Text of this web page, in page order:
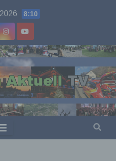
8:10